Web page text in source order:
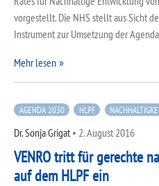
vorgestellt. Die NHS stellt aus Sicht
Instrument zur Umsetzung der
Mehr lesen
AGENDA 2030 HLPF
Dr. Sonja Grigat • 2. August 2016
VENRO tritt für gerechte
auf dem HLPF ein